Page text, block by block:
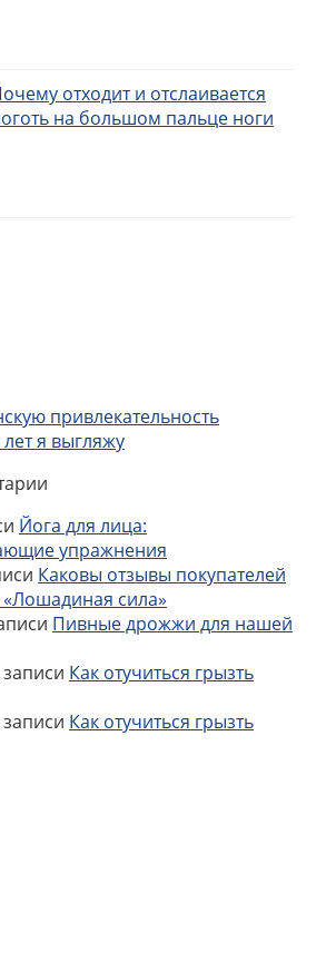
отходит и отслаивается
на большом пальце ноги
привлекательность
я выгляжу
Йога для лица:
упражнения
Каковы отзывы покупателей
сила»
Пивные дрожжи для нашей
записи Как отучиться грызть
записи Как отучиться грызть